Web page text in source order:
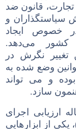
تجارت، قانون ضد
سیاستگذاران و
خصوص ایجاد
کشور می‌دهد.
تغییر نگرش در
وضع شده به
و می تواند
سازد.
ارزیابی اجرای
یکی از ابزارهایی